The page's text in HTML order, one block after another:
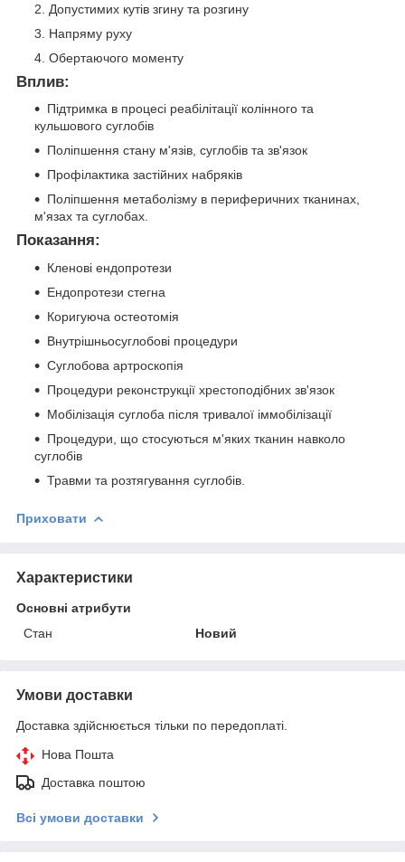
Допустимих кутів згину та розгину
Напряму руху
Обертаючого моменту
Вплив:
Підтримка в процесі реабілітації колінного та
кульшового суглобів
Поліпшення стану м'язів, суглобів та зв'язок
Профілактика застійних набряків
Поліпшення метаболізму в периферичних тканинах,
м'язах та суглобах.
Показання:
Кленові ендопротези
Ендопротези стегна
Коригуюча остеотомія
Внутрішньосуглобові процедури
Суглобова артроскопія
Процедури реконструкції хрестоподібних зв'язок
Мобілізація суглоба після тривалої іммобілізації
Процедури, що стосуються м'яких тканин навколо
суглобів
Травми та розтягування суглобів.
Приховати
Характеристики
Основні атрибути
Стан
Новий
Умови доставки
Доставка здійснюється тільки по передоплаті.
Нова Пошта
Доставка поштою
Всі умови доставки